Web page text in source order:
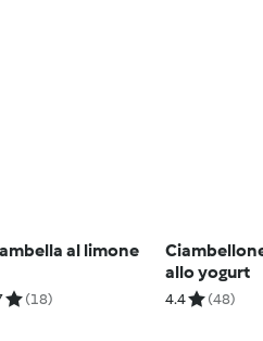
al limone
(18)
allo yogurt
4.4 (48)